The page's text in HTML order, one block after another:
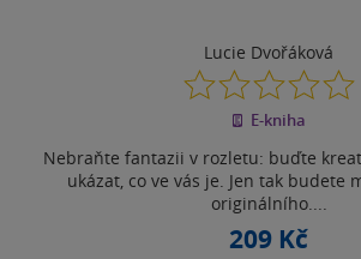
Lucie Dvořáková
0.0
z
5
E-kniha
Nebraňte fantazii v rozletu: buďte
ukázat, co ve vás je. Jen tak budete
originálního....
209 Kč